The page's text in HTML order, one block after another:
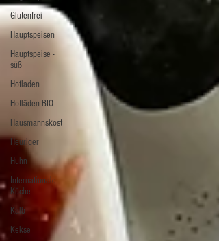
Glutenfrei
Hauptspeisen
Hauptspeise -
süß
Hofladen
Hofläden BIO
Hausmannskost
Heuriger
Huhn
Internationale
Küche
Kalb
Kekse